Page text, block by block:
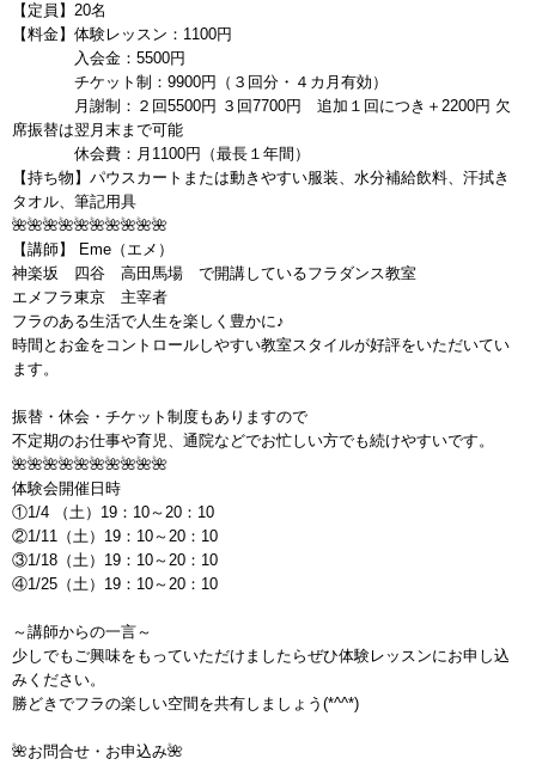
【定員】20名
【料金】体験レッスン：1100円
入会金：5500円
チケット制：9900円（３回分・４カ月有効）
月謝制：２回5500円 ３回7700円 追加１回につき＋2200円 欠
席振替は翌月末まで可能
休会費：月1100円（最長１年間）
【持ち物】パウスカートまたは動きやすい服装、水分補給飲料、汗拭き
タオル、筆記用具
🌺🌺🌺🌺🌺🌺🌺🌺🌺🌺
【講師】 Eme（エメ）
神楽坂 四谷 高田馬場 で開講しているフラダンス教室
エメフラ東京 主宰者
フラのある生活で人生を楽しく豊かに♪
時間とお金をコントロールしやすい教室スタイルが好評をいただいてい
ます。
振替・休会・チケット制度もありますので
不定期のお仕事や育児、通院などでお忙しい方でも続けやすいです。
🌺🌺🌺🌺🌺🌺🌺🌺🌺🌺
体験会開催日時
①1/4 （土）19：10～20：10
②1/11（土）19：10～20：10
③1/18（土）19：10～20：10
④1/25（土）19：10～20：10
～講師からの一言～
少しでもご興味をもっていただけましたらぜひ体験レッスンにお申し込
みください。
勝どきでフラの楽しい空間を共有しましょう(*^^*)
🌺お問合せ・お申込み🌺